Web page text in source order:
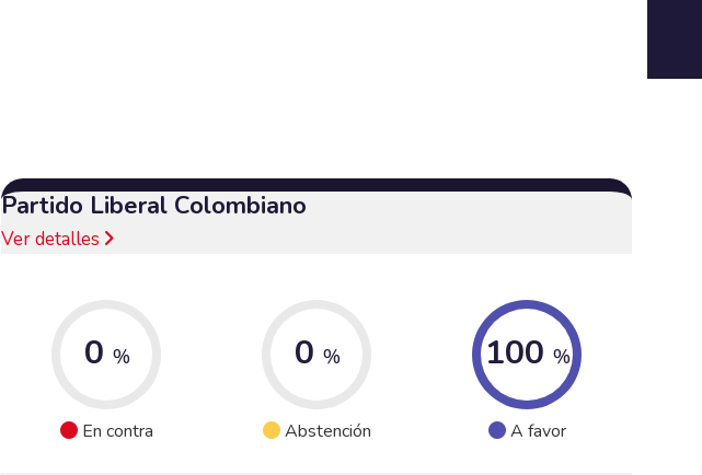
Partido Liberal Colombiano
Ver detalles
0 %
En contra
0 %
Abstención
100 %
A favor